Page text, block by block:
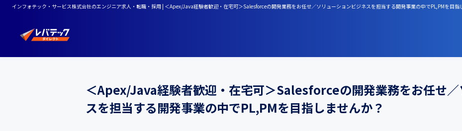
インフォテック・サービス株式会社のエンジニア求人・転職・採用 | ＜Apex/Java経験者歓迎・在宅可＞Salesforceの開発業務をお任せ／ソリューションビジネスを担当する開発事業の中でPL,PMを目指
＜Apex/Java経験者歓迎・在宅可＞Salesforceの開発業務をお任せ
スを担当する開発事業の中でPL,PMを目指しませんか？